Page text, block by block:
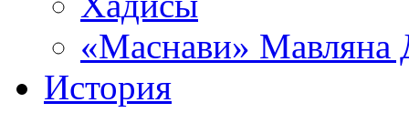
«Маснави» Мавляна
История